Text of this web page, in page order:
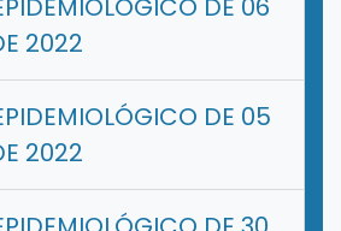
DE 06
2022
DE 05
2022